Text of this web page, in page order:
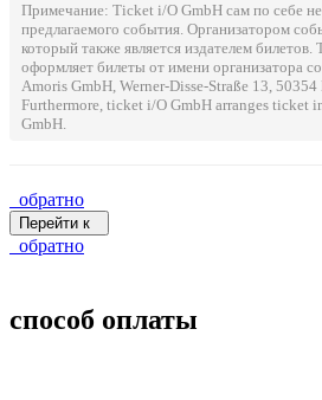
Примечание: Ticket i/O GmbH сам по себе не
предлагаемого события. Организатором
который также является издателем
оформляет билеты от имени организатора
Amoris GmbH, Werner-Disse-Straße 13, 50354
Furthermore, ticket i/O GmbH arranges ticket
GmbH.
обратно
Перейти к
обратно
способ оплаты